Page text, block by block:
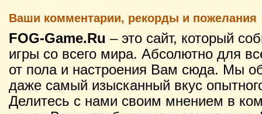
Ваши комментарии, рекорды и пожелания
FOG-Game.Ru – это сайт, который
игры со всего мира. Абсолютно для
от пола и настроения Вам сюда. Мы
даже самый изысканный вкус
Делитесь с нами своим мнением в